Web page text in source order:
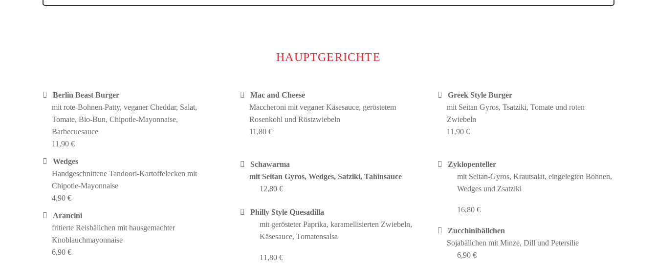
HAUPTGERICHTE
Berlin Beast Burger
mit rote-Bohnen-Patty, veganer Cheddar, Salat,
Tomate, Bio-Bun, Chipotle-Mayonnaise,
Barbecuesauce
11,90 €
Wedges
Handgeschnittene Tandoori-Kartoffelecken mit
Chipotle-Mayonnaise
4,90 €
Arancini
fritierte Reisbällchen mit hausgemachter
Knoblauchmayonnaise
6,90 €
Mac and Cheese
Maccheroni mit veganer Käsesauce, geröstetem
Rosenkohl und Röstzwiebeln
11,80 €
Schawarma
mit Seitan Gyros, Wedges, Satziki, Tahinsauce
12,80 €
Philly Style Quesadilla
mit gerösteter Paprika, karamellisierten Zwiebeln,
Käsesauce, Tomatensalsa
11,80 €
Greek Style Burger
mit Seitan Gyros, Tsatziki, Tomate und roten
Zwiebeln
11,90 €
Zyklopenteller
mit Seitan-Gyros, Krautsalat, eingelegten Bohnen,
Wedges und Zsatziki
16,80 €
Zucchinibällchen
Sojabällchen mit Minze, Dill und Petersilie
6,90 €